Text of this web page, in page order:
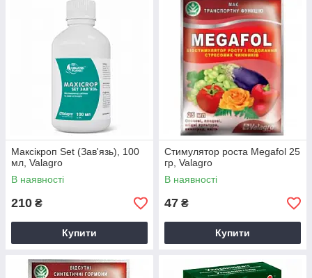
Максікроп Set (Зав'язь), 100
мл, Valagro
В наявності
210 ₴
Купити
Стимулятор роста Megafol 25
гр, Valagro
В наявності
47 ₴
Купити